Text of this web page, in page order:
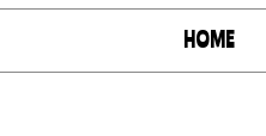
HOME